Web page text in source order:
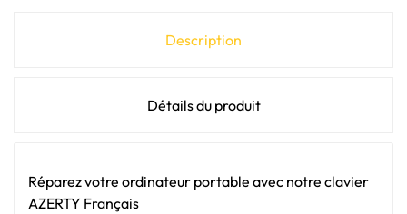
Description
Détails du produit
Réparez votre ordinateur portable avec notre clavier
AZERTY Français